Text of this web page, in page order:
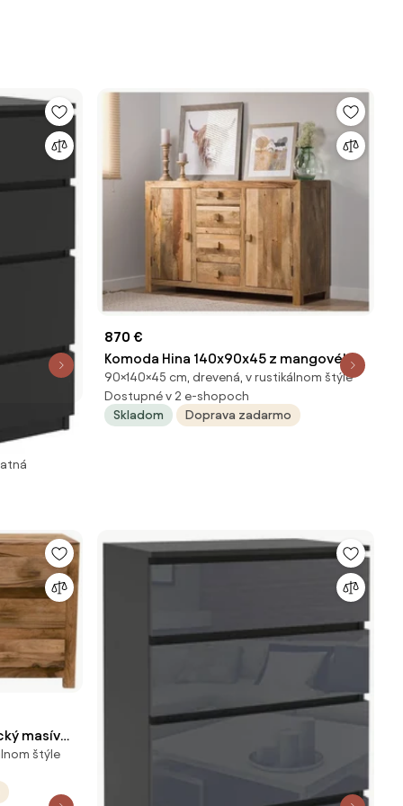
870 €
Komoda Hina 140x90x45 z mangového
dreva Mango natural
90×140×45 cm, drevená, v rustikálnom štýle
Dostupné v 2 e-shopoch
Skladom
Doprava zadarmo
masív
štýle